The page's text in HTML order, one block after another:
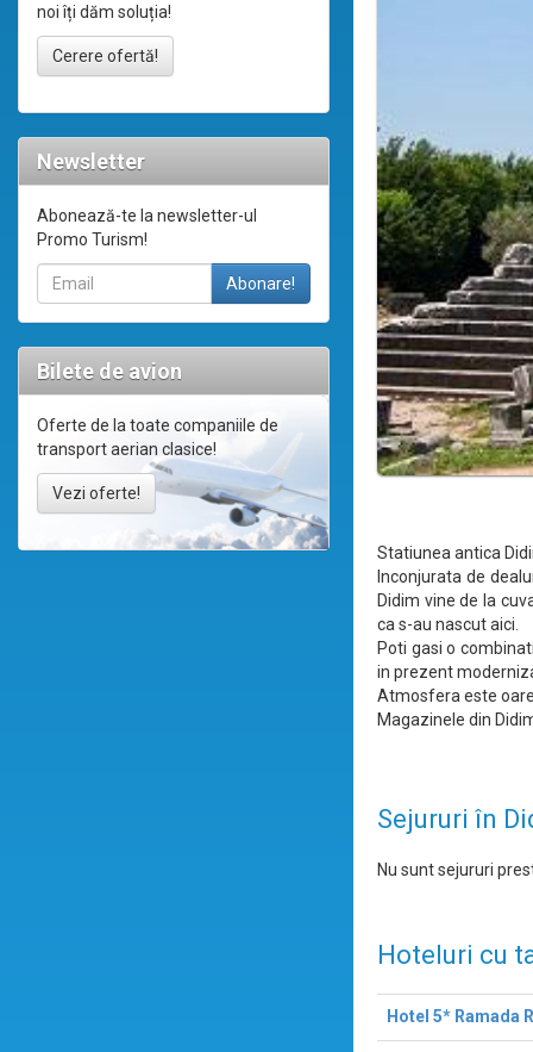
noi îți dăm soluția!
Cerere ofertă!
Newsletter
Abonează-te la newsletter-ul
Promo Turism!
Bilete de avion
Oferte de la toate companiile de
transport aerian clasice!
Vezi oferte!
Statiunea antica
Inconjurata de
Didim vine de la
ca s-au nascut aici.
Poti gasi o
in prezent
Atmosfera este
Magazinele din
Sejururi în
Nu sunt sejururi
Hoteluri cu
Hotel 5* Ramada